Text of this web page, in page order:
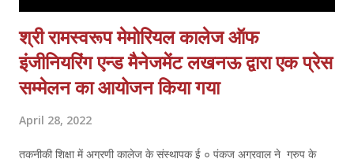
श्री रामस्वरूप मेमोरियल कालेज ऑफ
इंजीनियरिंग एन्ड मैनेजमेंट लखनऊ द्वारा एक प्रेस
सम्मेलन का आयोजन किया गया
April 28, 2022
तकनीकी शिक्षा में अग्रणी कालेज के संस्थापक ई ० पंकज अग्रवाल ने ग्रुप के